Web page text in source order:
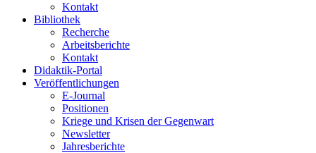
Kontakt
Bibliothek
Recherche
Arbeitsberichte
Kontakt
Didaktik-Portal
Veröffentlichungen
E­-Journal
Positionen
Kriege und Krisen der Gegenwart
Newsletter
Jahresberichte